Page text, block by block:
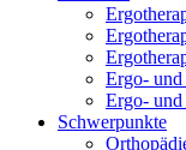
Ergo- und
Ergo-
Schwerpunkte